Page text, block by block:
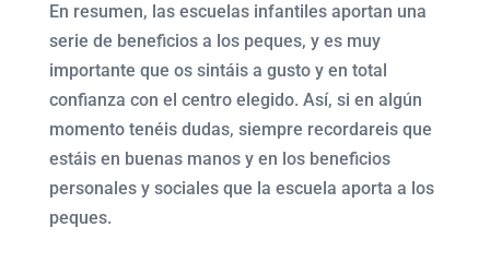
En resumen, las escuelas infantiles aportan una
serie de beneficios a los peques, y es muy
importante que os sintáis a gusto y en total
confianza con el centro elegido. Así, si en algún
momento tenéis dudas, siempre recordareis que
estáis en buenas manos y en los beneficios
personales y sociales que la escuela aporta a los
peques.